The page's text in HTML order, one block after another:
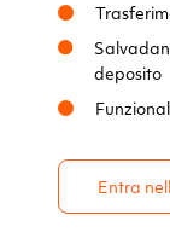
deposito
Entra